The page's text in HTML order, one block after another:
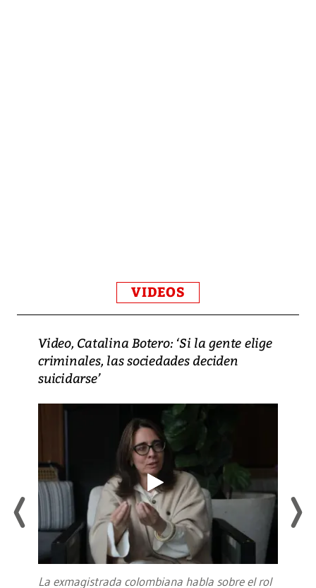
VIDEOS
Video, Catalina Botero: ‘Si la gente elige
criminales, las sociedades deciden
suicidarse’
La exmagistrada colombiana habla sobre el rol